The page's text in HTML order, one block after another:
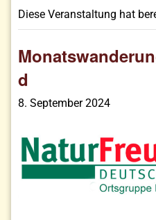
Diese Veranstaltung hat
d
8. September 2024